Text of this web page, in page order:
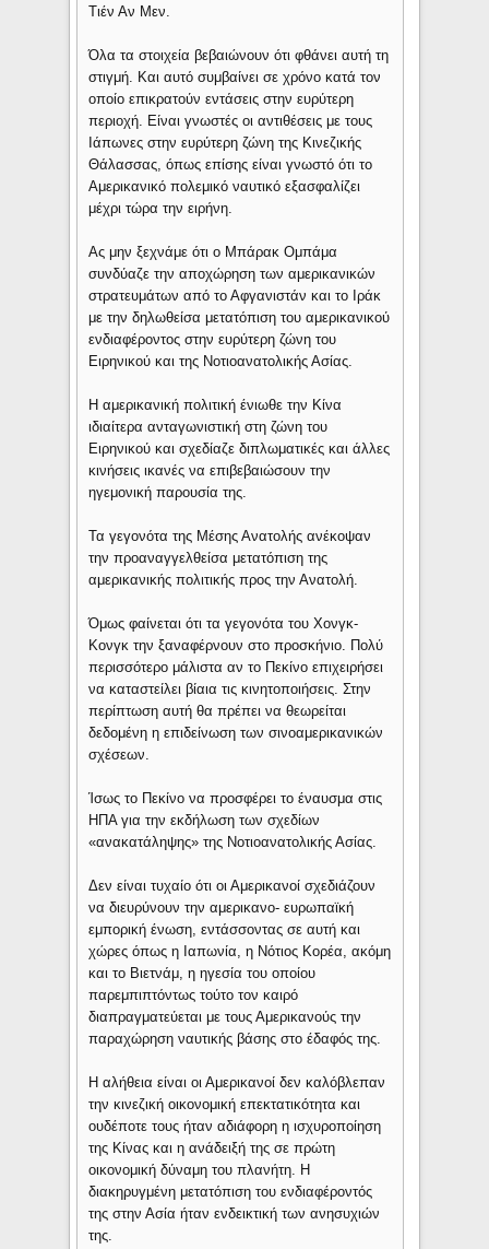
Τιέν Αν Μεν.
Όλα τα στοιχεία βεβαιώνουν ότι φθάνει αυτή τη
στιγμή. Και αυτό συμβαίνει σε χρόνο κατά τον
οποίο επικρατούν εντάσεις στην ευρύτερη
περιοχή. Είναι γνωστές οι αντιθέσεις με τους
Ιάπωνες στην ευρύτερη ζώνη της Κινεζικής
Θάλασσας, όπως επίσης είναι γνωστό ότι το
Αμερικανικό πολεμικό ναυτικό εξασφαλίζει
μέχρι τώρα την ειρήνη.
Ας μην ξεχνάμε ότι ο Μπάρακ Ομπάμα
συνδύαζε την αποχώρηση των αμερικανικών
στρατευμάτων από το Αφγανιστάν και το Ιράκ
με την δηλωθείσα μετατόπιση του αμερικανικού
ενδιαφέροντος στην ευρύτερη ζώνη του
Ειρηνικού και της Νοτιοανατολικής Ασίας.
Η αμερικανική πολιτική ένιωθε την Κίνα
ιδιαίτερα ανταγωνιστική στη ζώνη του
Ειρηνικού και σχεδίαζε διπλωματικές και άλλες
κινήσεις ικανές να επιβεβαιώσουν την
ηγεμονική παρουσία της.
Τα γεγονότα της Μέσης Ανατολής ανέκοψαν
την προαναγγελθείσα μετατόπιση της
αμερικανικής πολιτικής προς την Ανατολή.
Όμως φαίνεται ότι τα γεγονότα του Χονγκ-
Κονγκ την ξαναφέρνουν στο προσκήνιο. Πολύ
περισσότερο μάλιστα αν το Πεκίνο επιχειρήσει
να καταστείλει βίαια τις κινητοποιήσεις. Στην
περίπτωση αυτή θα πρέπει να θεωρείται
δεδομένη η επιδείνωση των σινοαμερικανικών
σχέσεων.
Ίσως το Πεκίνο να προσφέρει το έναυσμα στις
ΗΠΑ για την εκδήλωση των σχεδίων
«ανακατάληψης» της Νοτιοανατολικής Ασίας.
Δεν είναι τυχαίο ότι οι Αμερικανοί σχεδιάζουν
να διευρύνουν την αμερικανο- ευρωπαϊκή
εμπορική ένωση, εντάσσοντας σε αυτή και
χώρες όπως η Ιαπωνία, η Νότιος Κορέα, ακόμη
και το Βιετνάμ, η ηγεσία του οποίου
παρεμπιπτόντως τούτο τον καιρό
διαπραγματεύεται με τους Αμερικανούς την
παραχώρηση ναυτικής βάσης στο έδαφός της.
Η αλήθεια είναι οι Αμερικανοί δεν καλόβλεπαν
την κινεζική οικονομική επεκτατικότητα και
ουδέποτε τους ήταν αδιάφορη η ισχυροποίηση
της Κίνας και η ανάδειξή της σε πρώτη
οικονομική δύναμη του πλανήτη. Η
διακηρυγμένη μετατόπιση του ενδιαφέροντός
της στην Ασία ήταν ενδεικτική των ανησυχιών
της.